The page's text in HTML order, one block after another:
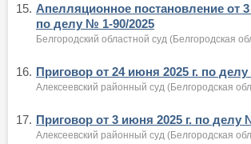
15. Апелляционное постановление от 3
по делу № 1-90/2025
Белгородский областной суд (Белгородская
16. Приговор от 24 июня 2025 г. по
Алексеевский районный суд (Белгородская
17. Приговор от 3 июня 2025 г. по делу
Алексеевский районный суд (Белгородская